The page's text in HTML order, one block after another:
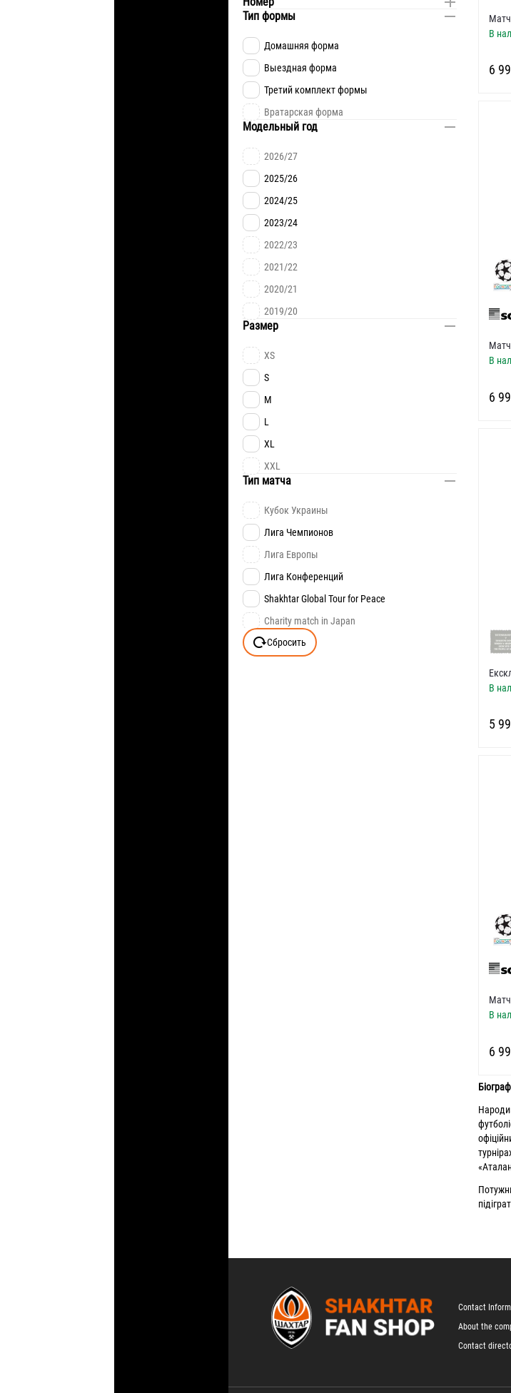
В
‍6
В
‍6
В
‍5
В
‍6
ФЕСЮН
АЛИССОН
ЗУБКОВ
Тип формы
Домашняя форма
Выездная форма
Третий комплект формы
Вратарская форма
Модельный год
2026/27
2025/26
2024/25
2023/24
2022/23
2021/22
2020/21
2019/20
Размер
XS
S
M
L
XL
XXL
Тип матча
Кубок Украины
Лига Чемпионов
Лига Европы
Лига Конференций
Shakhtar Global Tour for Peace
Charity match in Japan
Сбросить
Contact
About the
Contact